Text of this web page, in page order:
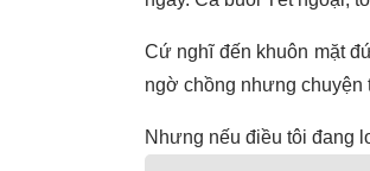
Cứ nghĩ đến khuôn mặt
ngờ chồng nhưng chuyện
Nhưng nếu điều tôi đang